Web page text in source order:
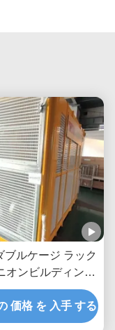
ブルケージ ラック
オンビルディング
ト/2000kgs インバ
と熱電圧マストの
負荷
価格 を 入手 する